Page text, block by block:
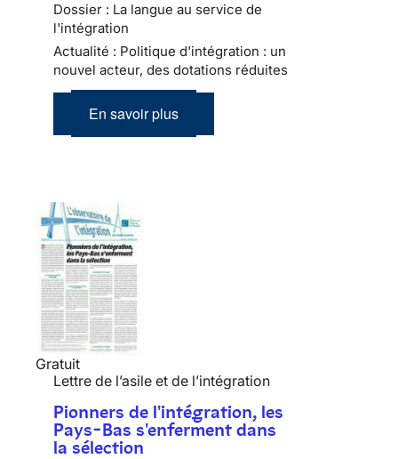
Dossier : La langue au service de
l'intégration
Actualité : Politique d'intégration : un
nouvel acteur, des dotations réduites
En savoir plus
Gratuit
Lettre de l’asile et de l’intégration
Pionners de l'intégration, les
Pays-Bas s'enferment dans
la sélection